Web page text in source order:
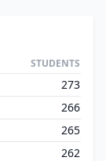
STUDENTS
273
266
265
262